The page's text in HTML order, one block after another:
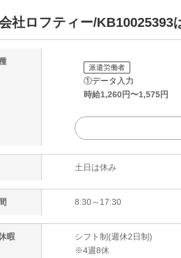
社ロフティー/KB10025393
派遣労働者
①データ入力
時給1,260円〜1,575円
土日は休み
8:30～17:30
暇
シフト制(週休2日制)
※4週8休